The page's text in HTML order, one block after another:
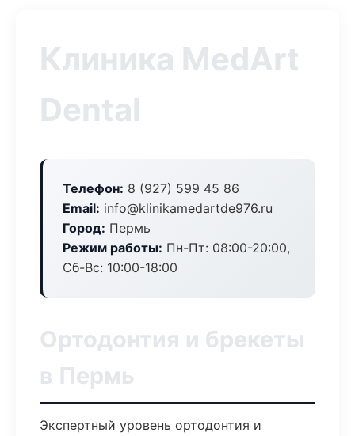
Клиника MedArt
Dental
Телефон: 8 (927) 599 45 86
Email: info@klinikamedartde976.ru
Город: Пермь
Режим работы: Пн-Пт: 08:00-20:00,
Сб-Вс: 10:00-18:00
Ортодонтия и брекеты
в Пермь
Экспертный уровень ортодонтия и